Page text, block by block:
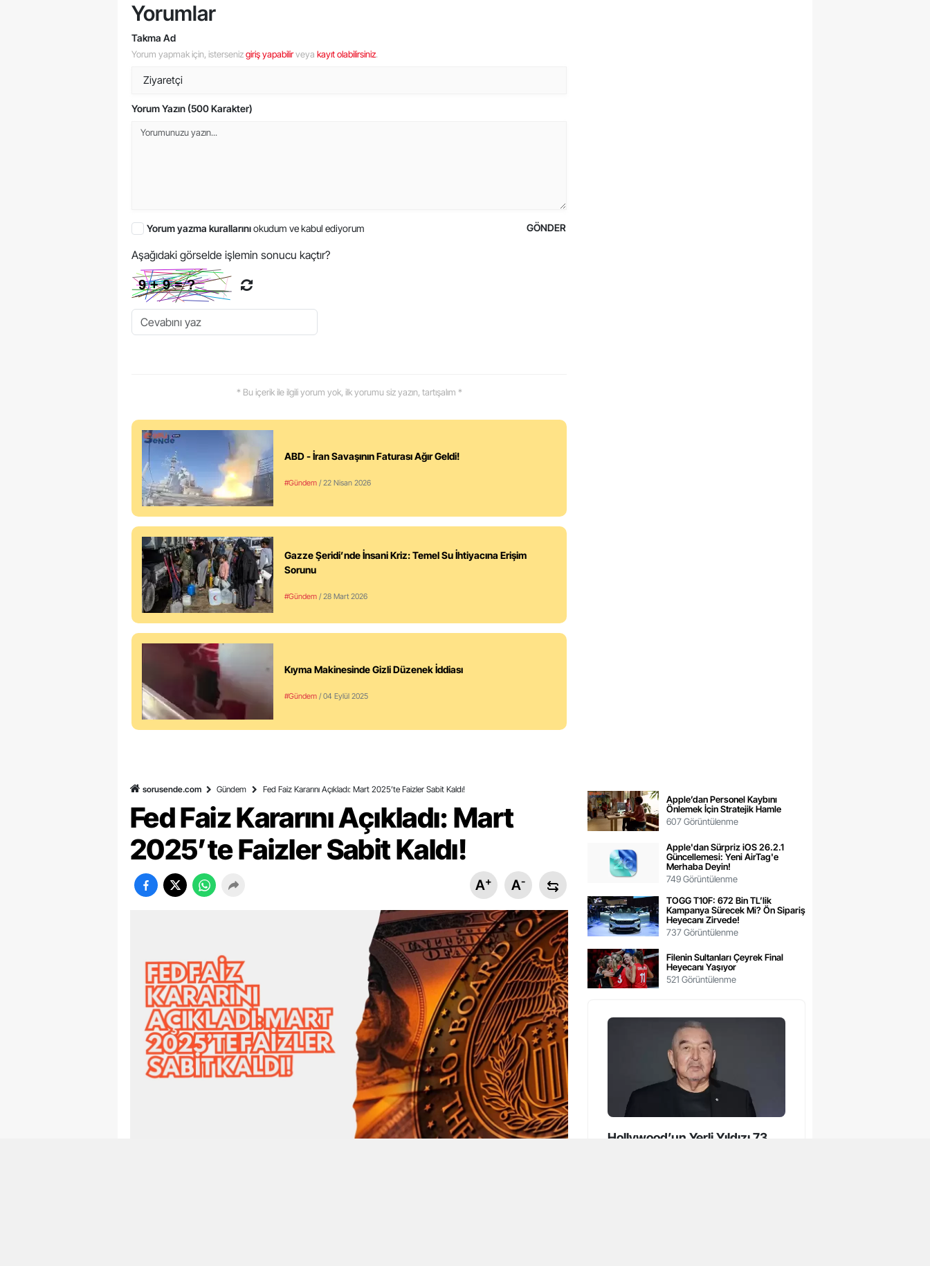
Yorumlar
Takma Ad
Yorum yapmak için, istersenizgiriş yapabilirveya kayıt olabilirsiniz.
Yorum Yazın (500 Karakter)
GÖNDER
Yorum yazma kurallarınıokudum ve kabul ediyorum
Aşağıdaki görselde işlemin sonucu kaçtır?
* Bu içerik ile ilgili yorum yok, ilk yorumu siz yazın, tartışalım *
ABD - İran Savaşının Faturası Ağır Geldi!
#Gündem / 22 Nisan 2026
Gazze Şeridi’nde İnsani Kriz: Temel Su İhtiyacına Erişim
Sorunu
#Gündem / 28 Mart 2026
Kıyma Makinesinde Gizli Düzenek İddiası
#Gündem / 04 Eylül 2025
sorusende.com Gündem Fed Faiz Kararını Açıkladı: Mart 2025’te Faizler Sabit Kaldı!
Fed Faiz Kararını Açıkladı: Mart
2025’te Faizler Sabit Kaldı!
A+ A-
Apple’dan Personel Kaybını
Önlemek İçin Stratejik Hamle
607 Görüntülenme
Apple'dan Sürpriz iOS 26.2.1
Güncellemesi: Yeni AirTag'e
Merhaba Deyin!
749 Görüntülenme
TOGG T10F: 672 Bin TL’lik
Kampanya Sürecek Mi? Ön Sipariş
Heyecanı Zirvede!
737 Görüntülenme
Filenin Sultanları Çeyrek Final
Heyecanı Yaşıyor
521 Görüntülenme
Hollywood’un Yerli Yıldızı 73